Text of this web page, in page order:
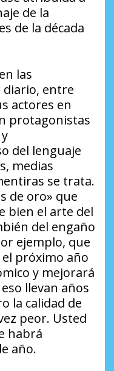
de la
de la década
las
diario, entre
actores en
protagonistas
del lenguaje
medias
se trata.
de oro» que
bien el arte del
del engaño
ejemplo, que
próximo año
y mejorará
llevan años
la calidad de
peor. Usted
habrá
año.